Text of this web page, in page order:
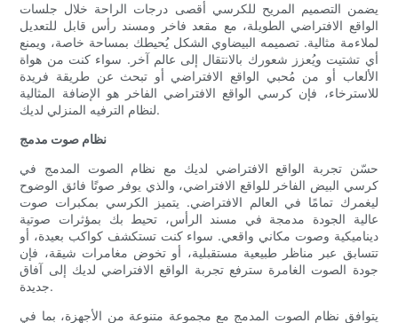
يضمن التصميم المريح للكرسي أقصى درجات الراحة خلال جلسات
الواقع الافتراضي الطويلة، مع مقعد فاخر ومسند رأس قابل للتعديل
لملاءمة مثالية. تصميمه البيضاوي الشكل يُحيطك بمساحة خاصة، ويمنع
أي تشتيت ويُعزز شعورك بالانتقال إلى عالم آخر. سواء كنت من هواة
الألعاب أو من مُحبي الواقع الافتراضي أو تبحث عن طريقة فريدة
للاسترخاء، فإن كرسي الواقع الافتراضي الفاخر هو الإضافة المثالية
لنظام الترفيه المنزلي لديك.
نظام صوت مدمج
حسّن تجربة الواقع الافتراضي لديك مع نظام الصوت المدمج في
كرسي البيض الفاخر للواقع الافتراضي، والذي يوفر صوتًا فائق الوضوح
ليغمرك تمامًا في العالم الافتراضي. يتميز الكرسي بمكبرات صوت
عالية الجودة مدمجة في مسند الرأس، تحيط بك بمؤثرات صوتية
ديناميكية وصوت مكاني واقعي. سواء كنت تستكشف كواكب بعيدة، أو
تتسابق عبر مناظر طبيعية مستقبلية، أو تخوض مغامرات شيقة، فإن
جودة الصوت الغامرة سترفع تجربة الواقع الافتراضي لديك إلى آفاق
جديدة.
يتوافق نظام الصوت المدمج مع مجموعة متنوعة من الأجهزة، بما في